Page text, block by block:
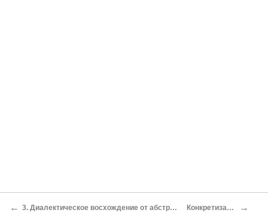
← 3. Диалектическое восхождение от абстрактного к конкретному в теоретическом познании Конкретизация идеализаций →